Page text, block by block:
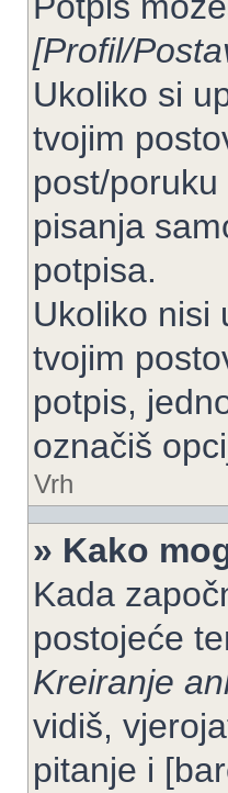
[Profil/
Ukoliko si
tvojim
post/
pisanja
potpisa.
Ukoliko nisi
tvojim
potpis,
označiš
Vrh
» Kako
Kada
postojeće
Kreiranje
vidiš,
pitanje i